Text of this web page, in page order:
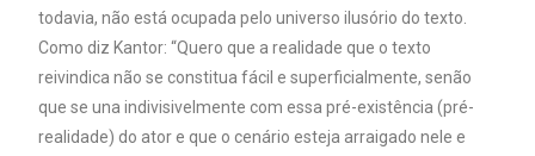
todavia, não está ocupada pelo universo ilusório do texto.
Como diz Kantor: “Quero que a realidade que o texto
reivindica não se constitua fácil e superficialmente, senão
que se una indivisivelmente com essa pré-existência (pré-
realidade) do ator e que o cenário esteja arraigado nele e